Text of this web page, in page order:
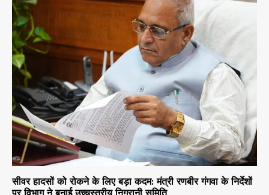
सीवर हादसों को रोकने के लिए बड़ा कदम: मंत्री रणबीर गंगवा के निर्देशों